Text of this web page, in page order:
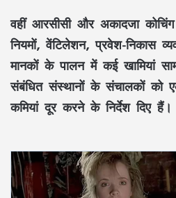
वहीं आरसीसी और अकादजा
नियमों, वेंटिलेशन, प्रवेश-निकास
मानकों के पालन में कई खामियां
संबंधित संस्थानों के संचालकों को
कमियां दूर करने के निर्देश दिए हैं।